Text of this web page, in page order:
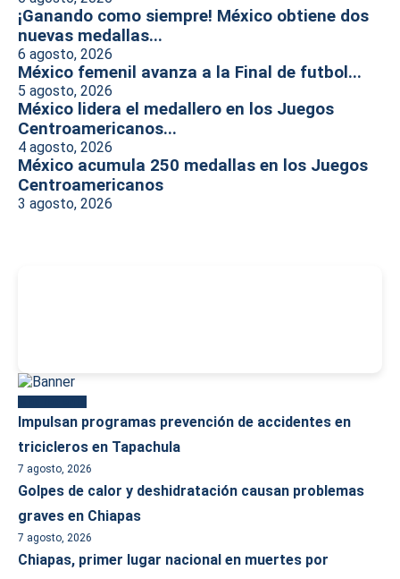
¡Ganando como siempre! México obtiene dos
nuevas medallas...
6 agosto, 2026
México femenil avanza a la Final de futbol...
5 agosto, 2026
México lidera el medallero en los Juegos
Centroamericanos...
4 agosto, 2026
México acumula 250 medallas en los Juegos
Centroamericanos
3 agosto, 2026
Impulsan programas prevención de accidentes en
tricicleros en Tapachula
7 agosto, 2026
Golpes de calor y deshidratación causan problemas
graves en Chiapas
7 agosto, 2026
Chiapas, primer lugar nacional en muertes por